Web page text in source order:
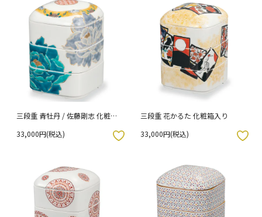
三段重 青牡丹 / 佐藤剛志 化粧箱
33,000円(税込)
三段重 花かるた 化粧箱入り
33,000円(税込)
お気に入りボタン